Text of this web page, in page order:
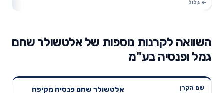
השוואה לקרנות נוספות של אלטשולר שחם
גמל ופנסיה בע"מ
תשואה
אלטשולר שחם פנסיה מקיפה